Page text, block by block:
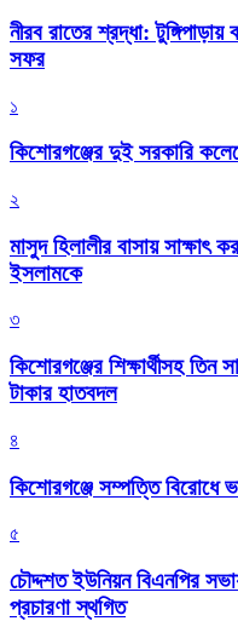
নীরব রাতের শ্রদ্ধা:
সফর
১
কিশোরগঞ্জের দুই সরকারি
২
মাসুদ হিলালীর বাসায় সাক্ষাৎ
ইসলামকে
৩
কিশোরগঞ্জের শিক্ষার্থীসহ
টাকার হাতবদল
৪
কিশোরগঞ্জে সম্পত্তি বিরোধে
৫
চৌদ্দশত ইউনিয়ন বিএনপির
প্রচারণা স্থগিত